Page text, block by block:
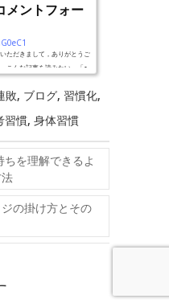
メントフォー
ただきまして，ありがとうご
こんな記事を読みたい，「○
敗, ブログ, 習慣化,
習慣, 身体習慣
を理解できるよ
の掛け方とその